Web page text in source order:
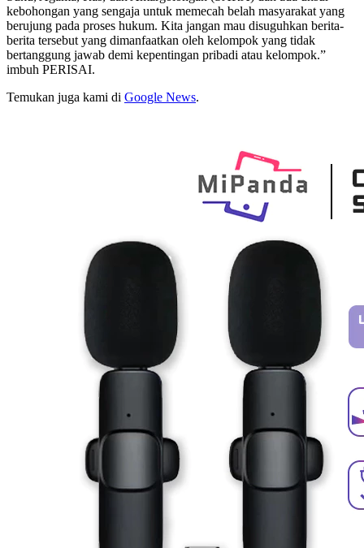
kebohongan yang sengaja untuk memecah belah masyarakat yang
berujung pada proses hukum. Kita jangan mau disuguhkan berita-
berita tersebut yang dimanfaatkan oleh kelompok yang tidak
bertanggung jawab demi kepentingan pribadi atau kelompok.”
imbuh PERISAI.
Temukan juga kami di Google News.